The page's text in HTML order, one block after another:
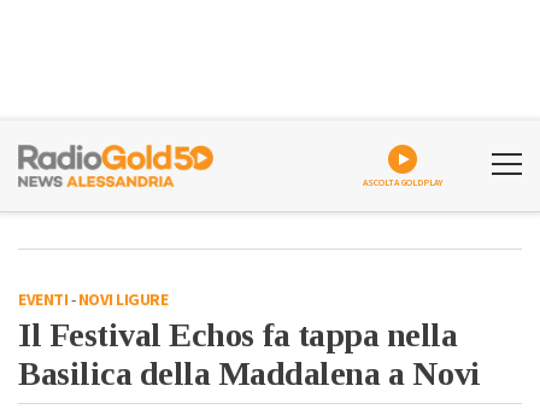
ASCOLTA GOLDPLAY
EVENTI-NOVI LIGURE
Il Festival Echos fa tappa nella
Basilica della Maddalena a Novi